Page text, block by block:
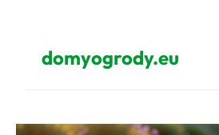
domyogrody.eu